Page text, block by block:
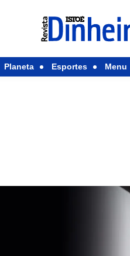
Planeta Esportes Menu